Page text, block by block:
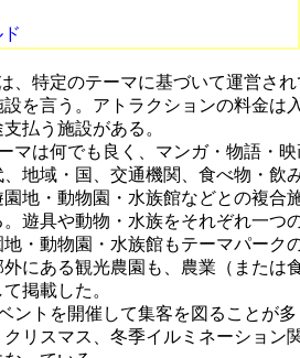
、特定のテーマに基づいて運営さ
を言う。アトラクションの料金は
払う施設がある。
マは何でも良く、マンガ・物語・
地域・国、交通機関、食べ物・飲
地・動物園・水族館などとの複合
遊具や動物・水族をそれぞれ一つ
・動物園・水族館もテーマパーク
にある観光農園も、農業（または
掲載した。
ントを開催して集客を図ることが多
リスマス、冬季イルミネーション